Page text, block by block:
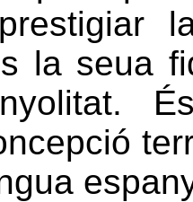
la seua